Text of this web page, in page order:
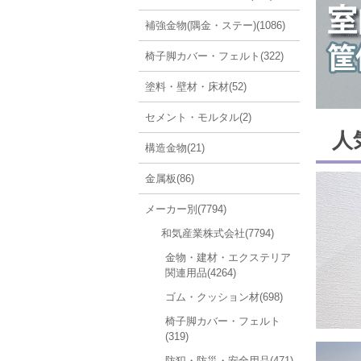
補強金物(隅金・ステー)(1086)
椅子脚カバー・フェルト(322)
塗料・壁材・床材(52)
セメント・モルタル(2)
構造金物(21)
金属板(86)
メーカー別(7794)
和気産業株式会社(7794)
金物・建材・エクステリア
関連用品(4264)
ゴム・クッション材(698)
椅子脚カバー・フェルト
(319)
人